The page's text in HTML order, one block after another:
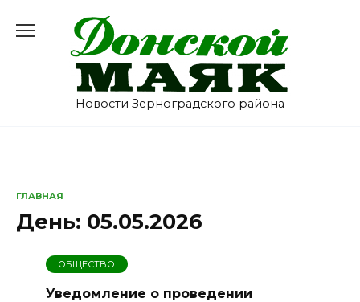
содержанию
Новости Зерноградского района
ГЛАВНАЯ
День: 05.05.2026
ОБЩЕСТВО
Уведомление о проведении